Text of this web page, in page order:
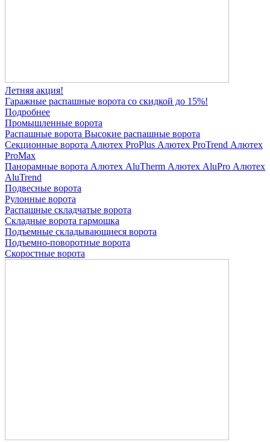
Летняя акция!
Гаражные распашные ворота со скидкой до 15%!
Подробнее
Промышленные ворота
Распашные ворота Высокие распашные ворота
Секционные ворота Алютех ProPlus Алютех ProTrend Алютех
ProMax
Панорамные ворота Алютех AluTherm Алютех AluPro Алютех
AluTrend
Подвесные ворота
Рулонные ворота
Распашные складчатые ворота
Складные ворота гармошка
Подъемные складывающиеся ворота
Подъемно-поворотные ворота
Скоростные ворота